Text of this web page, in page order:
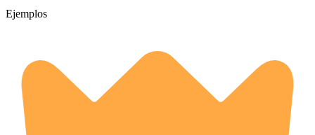
Ejemplos